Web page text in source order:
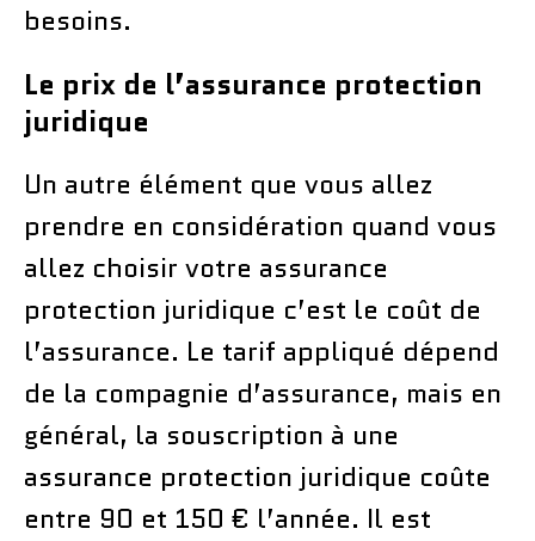
besoins.
Le prix de l’assurance protection
juridique
Un autre élément que vous allez
prendre en considération quand vous
allez choisir votre assurance
protection juridique c’est le coût de
l’assurance. Le tarif appliqué dépend
de la compagnie d’assurance, mais en
général, la souscription à une
assurance protection juridique coûte
entre 90 et 150 € l’année. Il est